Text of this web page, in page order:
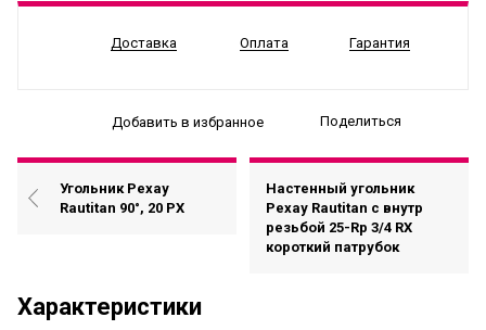
Доставка Оплата Гарантия
Добавить в избранное Поделиться
Угольник Рехау
Rautitan 90°, 20 PX
Настенный угольник
Рехау Rautitan с внутр
резьбой 25-Rp 3/4 RX
короткий патрубок
Характеристики